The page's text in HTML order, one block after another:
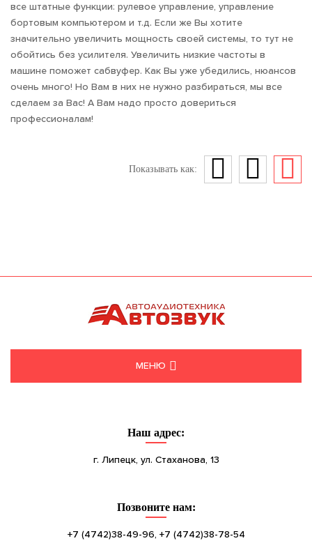
все штатные функции: рулевое управление, управление
бортовым компьютером и т.д. Если же Вы хотите
значительно увеличить мощность своей системы, то тут не
обойтись без усилителя. Увеличить низкие частоты в
машине поможет сабвуфер. Как Вы уже убедились, нюансов
очень много! Но Вам в них не нужно разбираться, мы все
сделаем за Вас! А Вам надо просто довериться
профессионалам!
Показывать как:
МЕНЮ
О КОМПАНИИ
КОНТАКТЫ
Наш адрес:
г. Липецк, ул. Стаханова, 13
Позвоните нам:
+7 (4742)38-49-96, +7 (4742)38-78-54